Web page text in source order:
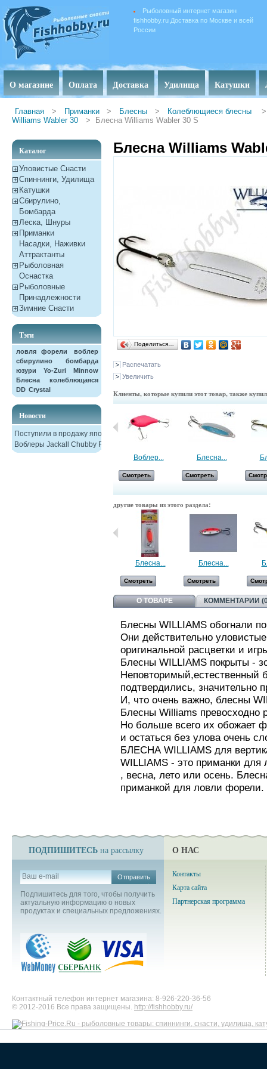
Рыболовный интернет магазин
fishhobby.ru Доставка по Москве и всей
России
О магазине Оплата Доставка Удилища Катушки
Главная > Приманки > Блесны > Колеблющиеся блесны
>
Williams Wabler 30
> Блесна Williams Wabler 30 S
Каталог
Уловистые Снасти
Спиннинги, Удилища
Катушки
Сбирулино,
Бомбарда
Леска, Шнуры
Приманки
Насадки, Наживки
Aттрактанты
Рыболовная
Оснастка
Рыболовные
Принадлежности
Зимние Снасти
Тэги
ловля форели
воблер
сбирулино
бомбарда
юзури
Yo-Zuri
Minnow
Блесна колеблющаяся
DD Crystal
Новости
Поступили в продажу японские
Воблеры Jackall Chubby F38
Блесна Williams
Поделиться…
Распечатать
Увеличить
Клиенты, которые купили этот товар, также
Воблер...
Смотреть
Блесна...
Смотреть
другие товары из этого раздела:
Блесна...
Смотреть
Блесна...
Смотреть
О ТОВАРЕ КОММЕНТАРИИ
Блесны WILLIAMS обогнали
Они действительно
оригинальной расцветки и
Блесны WILLIAMS покрыты -
Неповторимый,естественный
подтвердились, значительно
И, что очень важно, блесны
Блесны Williams превосходно
Но больше всего их обожает
и остаться без улова очень
БЛЕСНА WILLIAMS для
WILLIAMS - это приманки
, весна, лето или осень.
приманкой для ловли форели.
ПОДПИШИТЕСЬ на рассылку
Отправить
Подпишитесь для того, чтобы получить
актуальную информацию о новых
продуктах и специальных предложениях.
О НАС
Контакты
Карта сайта
Партнерская программа
Контактный телефон интернет магазина: 8-926-220-36-56
© 2012-2016 Все права защищены. http://fishhobby.ru/